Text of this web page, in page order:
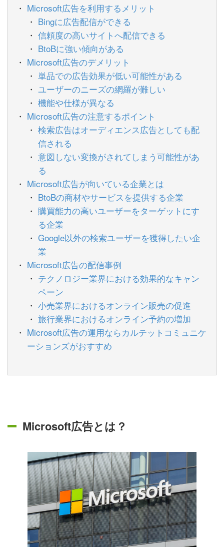
Microsoft広告を利用するメリット
Bingに広告配信ができる
信頼度の高いサイトへ配信できる
BtoBに強い傾向がある
Microsoft広告のデメリット
単品での広告効果が低い可能性がある
ユーザーのニーズの網羅が難しい
機能や仕様が異なる
Microsoft広告の注意するポイント
検索広告はオーディエンス広告としても配
信される
意図しない変換がされてしまう可能性があ
る
Microsoft広告が向いている企業とは
BtoBの商材やサービスを提供する企業
購買能力の高いユーザーをターゲットにす
る企業
Google以外の検索ユーザーを獲得したい企
業
Microsoft広告の配信事例
テクノロジー業界における効果的なキャン
ペーン
小売業界におけるオンライン販売の促進
旅行業界におけるオンライン予約の増加
Microsoft広告の運用ならカルテットコミュニケ
ーションズがおすすめ
Microsoft広告とは？